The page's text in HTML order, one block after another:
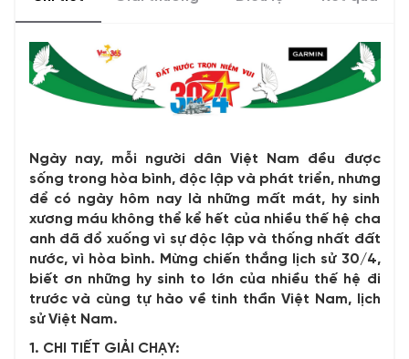
Ngày nay, mỗi người dân Việt Nam đều được
sống trong hòa bình, độc lập và phát triển, nhưng
để có ngày hôm nay là những mất mát, hy sinh
xương máu không thể kể hết của nhiều thế hệ cha
anh đã đổ xuống vì sự độc lập và thống nhất đất
nước, vì hòa bình. Mừng chiến thắng lịch sử 30/4,
biết ơn những hy sinh to lớn của nhiều thế hệ đi
trước và cùng tự hào về tinh thần Việt Nam, lịch
sử Việt Nam.
1. CHI TIẾT GIẢI CHẠY: